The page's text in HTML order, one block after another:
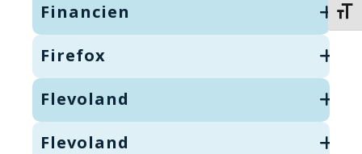
Financien
Firefox
Flevoland
Flevoland